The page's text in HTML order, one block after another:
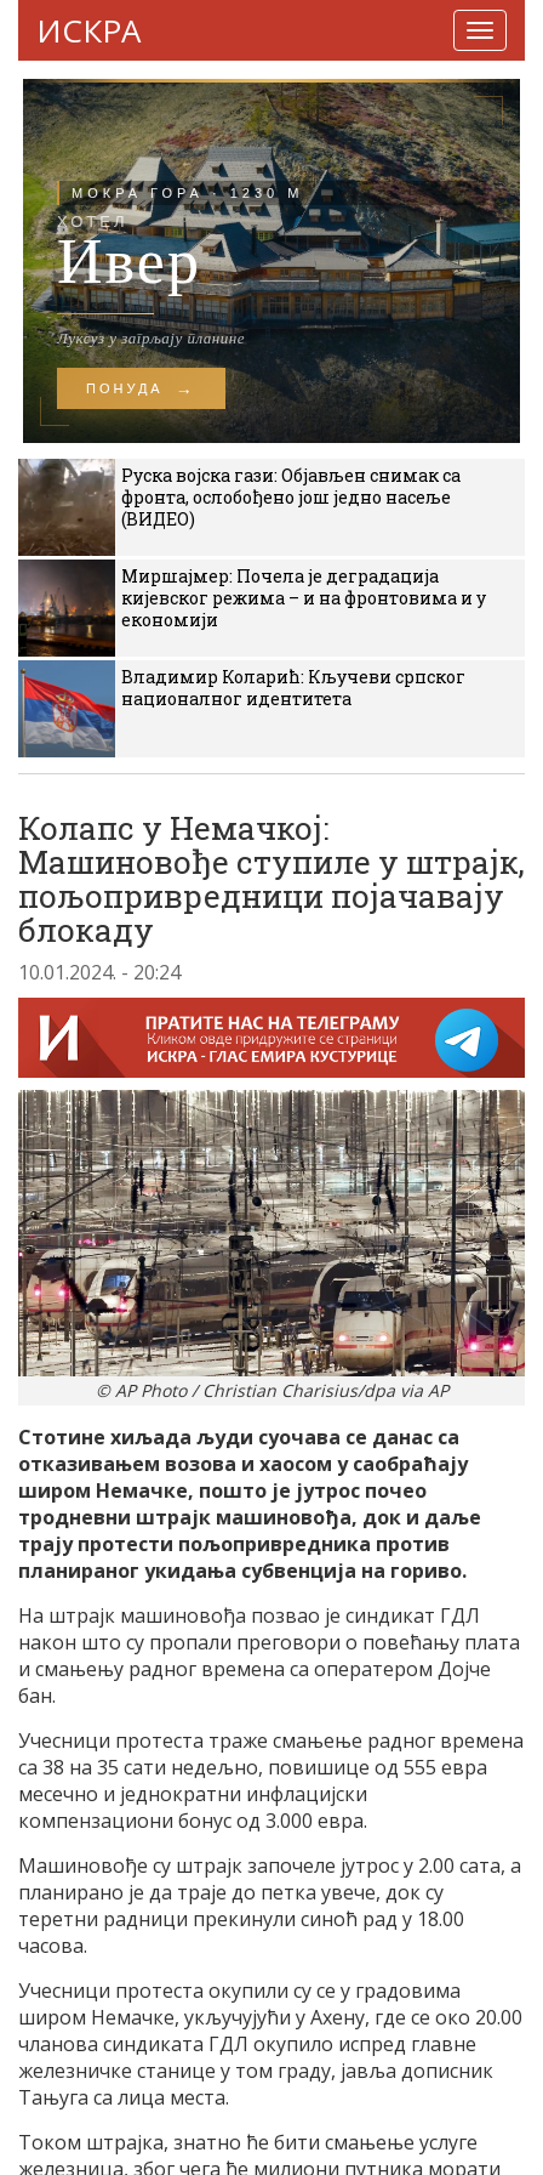
ИСКРА
Руска војска гази: Објављен снимак са
фронта, ослобођено још једно насеље
(ВИДЕО)
Миршајмер: Почела је деградација
кијевског режима – и на фронтовима и у
економији
Владимир Коларић: Кључеви српског
националног идентитета
Колапс у Немачкој:
Машиновође ступиле у штрајк,
пољопривредници појачавају
блокаду
10.01.2024. - 20:24
© AP Photo / Christian Charisius/dpa via AP
Стотине хиљада људи суочава се данас са
отказивањем возова и хаосом у саобраћају
широм Немачке, пошто је јутрос почео
тродневни штрајк машиновођа, док и даље
трају протести пољопривредника против
планираног укидања субвенција на гориво.
На штрајк машиновођа позвао је синдикат ГДЛ
након што су пропали преговори о повећању плата
и смањењу радног времена са оператером Дојче
бан.
Учесници протеста траже смањење радног времена
са 38 на 35 сати недељно, повишице од 555 евра
месечно и једнократни инфлацијски
компензациони бонус од 3.000 евра.
Машиновође су штрајк започеле јутрос у 2.00 сата, а
планирано је да траје до петка увече, док су
теретни радници прекинули синоћ рад у 18.00
часова.
Учесници протеста окупили су се у градовима
широм Немачке, укључујући у Ахену, где се око 20.00
чланова синдиката ГДЛ окупило испред главне
железничке станице у том граду, јавља дописник
Тањуга са лица места.
Током штрајка, знатно ће бити смањење услуге
железница, због чега ће милиони путника морати